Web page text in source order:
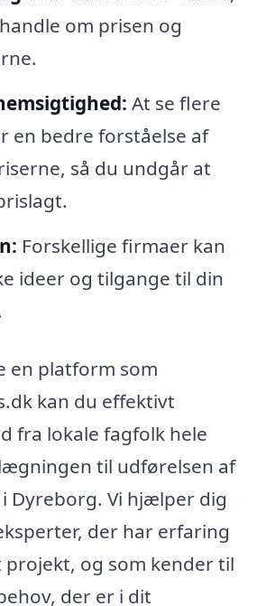
om prisen og
At se flere
en bedre forståelse af
så du undgår at
Forskellige firmaer kan
ideer og tilgange til din
en platform som
kan du effektivt
fra lokale fagfolk hele
til udførelsen af
Dyreborg. Vi hjælper dig
der har erfaring
og som kender til
der er i dit